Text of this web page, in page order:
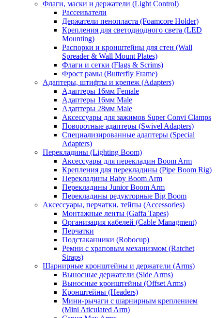
Флаги, маски и держатели (Light Control)
Рассеиватели
Держатели пенопласта (Foamcore Holder)
Крепления для светодиодного света (LED
Mounting)
Распорки и кронштейны для стен (Wall
Spreader & Wall Mount Plates)
Флаги и сетки (Flags & Scrims)
Фрост рамы (Butterfly Frame)
Адаптеры, штифты и крепеж (Adapters)
Адаптеры 16мм Female
Адаптеры 16мм Male
Адаптеры 28мм Male
Аксессуары для зажимов Super Convi Clamps
Поворотные адаптеры (Swivel Adapters)
Специализированные адаптеры (Special
Adapters)
Перекладины (Lighting Boom)
Аксессуары для перекладин Boom Arm
Крепления для перекладины (Pipe Boom Rig)
Перекладины Baby Boom Arm
Перекладины Junior Boom Arm
Перекладины редукторные Big Boom
Аксессуары, перчатки, тейпы (Accessories)
Монтажные ленты (Gaffa Tapes)
Организация кабелей (Cable Managment)
Перчатки
Подстаканники (Robocup)
Ремни с храповым механизмом (Ratchet
Straps)
Шарнирные кронштейны и держатели (Arms)
Выносные держатели (Side Arms)
Выносные кронштейны (Offset Arms)
Кронштейны (Headers)
Мини-рычаги с шарнирным креплением
(Mini Aticulated Arm)